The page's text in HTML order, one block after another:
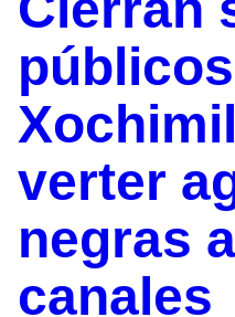
verter
negras
canales